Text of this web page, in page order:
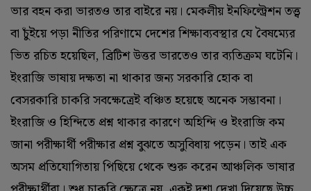
ভার বহন করা ভারতও তার বাইরে নয়। মেকলীয় ইনফিল্ট্রেশন তত্ত্ব
বা চুঁইয়ে পড়া নীতির পরিণামে দেশের শিক্ষাব্যবস্থার যে বৈষম্যের
ভিত রচিত হয়েছিল, ব্রিটিশ উত্তর ভারতেও তার ব্যতিক্রম ঘটেনি।
ইংরাজি ভাষায় দক্ষতা না থাকার জন্য সরকারি হোক বা
বেসরকারি চাকরি সবক্ষেত্রেই বঞ্চিত হয়েছে অনেক সম্ভাবনা।
ইংরাজি ও হিন্দিতে প্রশ্ন থাকার কারণে অহিন্দি ও ইংরাজি কম
জানা পরীক্ষার্থী পরীক্ষার প্রশ্ন বুঝতে অসুবিধায় পড়েন। তাই এক
অসম প্রতিযোগিতায় পিছিয়ে থেকে শুরু করেন আঞ্চলিক ভাষার